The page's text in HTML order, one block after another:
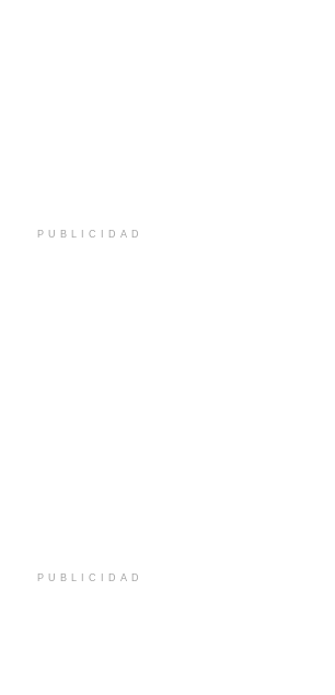
PUBLICIDAD
PUBLICIDAD